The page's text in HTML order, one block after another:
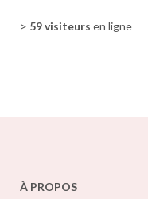
> 59 visiteurs en ligne
À PROPOS